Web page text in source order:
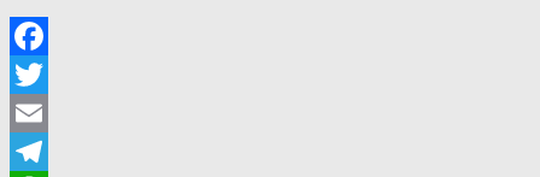
Facebook
Twitter
Email